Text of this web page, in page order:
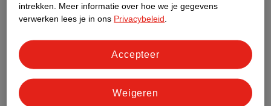
Over Kruidvat
intrekken.
Meer informatie over hoe we je gegevens
verwerken lees je in ons Privacybeleid
Weigeren
Accepteer